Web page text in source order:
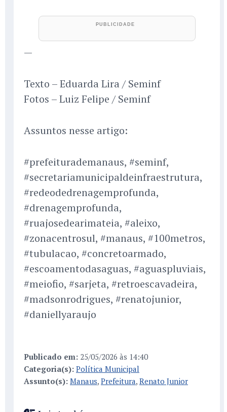
—
Texto – Eduarda Lira / Seminf
Fotos – Luiz Felipe / Seminf
Assuntos nesse artigo:
#prefeiturademanaus, #seminf,
#secretariamunicipaldeinfraestrutura,
#redeodedrenagemprofunda,
#drenagemprofunda,
#ruajosedearimateia, #aleixo,
#zonacentrosul, #manaus, #100metros,
#tubulacao, #concretoarmado,
#escoamentodasaguas, #aguaspluviais,
#meiofio, #sarjeta, #retroescavadeira,
#madsonrodrigues, #renatojunior,
#daniellyaraujo
Publicado em: 25/05/2026 às 14:40
Categoria(s): Política Municipal
Assunto(s): Manaus, Prefeitura, Renato Junior